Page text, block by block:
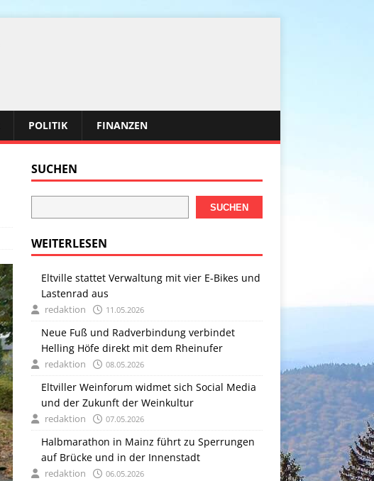
POLITIK FINANZEN
SUCHEN
SUCHEN
WEITERLESEN
Eltville stattet Verwaltung mit vier E-Bikes und
Lastenrad aus
redaktion 11.05.2026
Neue Fuß und Radverbindung verbindet
Helling Höfe direkt mit dem Rheinufer
redaktion 08.05.2026
Eltviller Weinforum widmet sich Social Media
und der Zukunft der Weinkultur
redaktion 07.05.2026
Halbmarathon in Mainz führt zu Sperrungen
auf Brücke und in der Innenstadt
redaktion 06.05.2026